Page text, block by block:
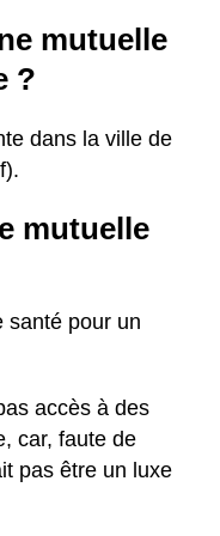
mutuelle
?
dans la ville de
mutuelle
santé pour un
accès à des
car, faute de
pas être un luxe